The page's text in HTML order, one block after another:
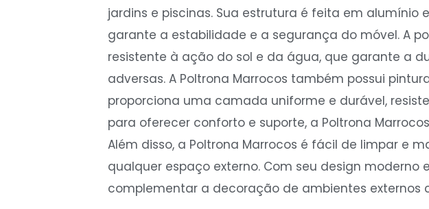
jardins e piscinas. Sua estrutura é feita em alumínio
garante a estabilidade e a segurança do móvel. A
resistente à ação do sol e da água, que garante a
adversas. A Poltrona Marrocos também possui
proporciona uma camada uniforme e durável,
para oferecer conforto e suporte, a Poltrona
Além disso, a Poltrona Marrocos é fácil de limpar e
qualquer espaço externo. Com seu design
complementar a decoração de ambientes externos